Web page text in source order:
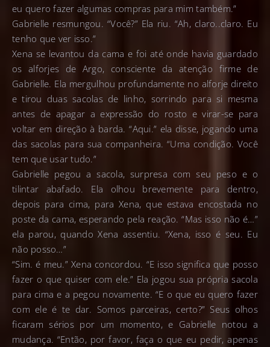
eu quero fazer algumas compras para mim também.”
Gabrielle resmungou. “Você?” Ela riu. “Ah, claro..claro. Eu
tenho que ver isso.”
Xena se levantou da cama e foi até onde havia guardado
os alforjes de Argo, consciente da atenção firme de
Gabrielle. Ela mergulhou profundamente no alforje direito
e tirou duas sacolas de linho, sorrindo para si mesma
antes de apagar a expressão do rosto e virar-se para
voltar em direção à barda. “Aqui.” ela disse, jogando uma
das sacolas para sua companheira. “Uma condição. Você
tem que usar tudo.”
Gabrielle pegou a sacola, surpresa com seu peso e o
tilintar abafado. Ela olhou brevemente para dentro,
depois para cima, para Xena, que estava encostada no
poste da cama, esperando pela reação. “Mas isso não é…”
ela parou, quando Xena assentiu. “Xena, isso é seu. Eu
não posso…”
“Sim. é meu.” Xena concordou. “E isso significa que posso
fazer o que quiser com ele.” Ela jogou sua própria sacola
para cima e a pegou novamente. “E o que eu quero fazer
com ele é te dar. Somos parceiras, certo?” Seus olhos
ficaram sérios por um momento, e Gabrielle notou a
mudança. “Então, por favor, faça o que eu pedir, apenas